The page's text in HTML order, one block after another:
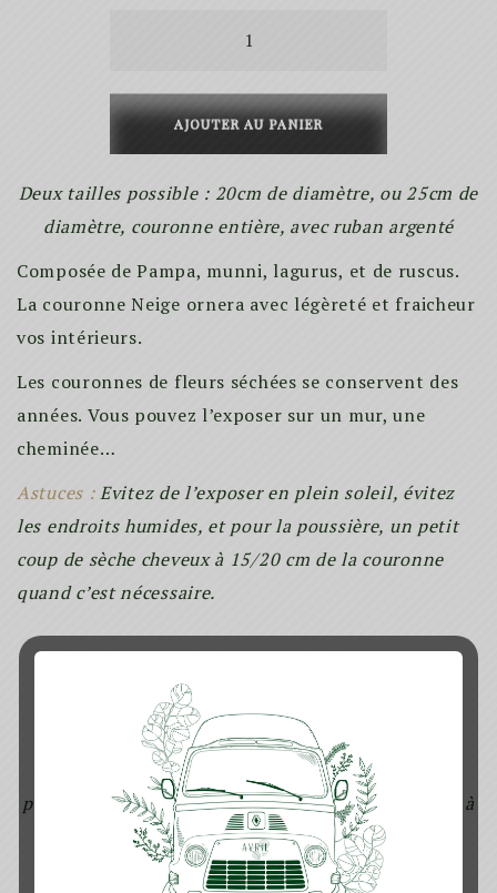
45.00€
Neige
couronne
de
fleurs
séchées
AJOUTER AU PANIER
Deux tailles possible : 20cm de diamètre, ou 25cm de
diamètre, couronne entière, avec ruban argenté
Composée de Pampa, munni, lagurus, et de ruscus.
La couronne Neige ornera avec légèreté et fraicheur
vos intérieurs.
Les couronnes de fleurs séchées se conservent des
années. Vous pouvez l’exposer sur un mur, une
cheminée…
Astuces : Evitez de l’exposer en plein soleil, évitez
les endroits humides, et pour la poussière, un petit
coup de sèche cheveux à 15/20 cm de la couronne
quand c’est nécessaire.
(Photo non contractuelle – chaque couronne est
unique)
Prévoir minimum 3 jours de délais (jours ouvrés)
pour la remise en main propre de votre commande à
Rennes ainsi que
pour les envois dans toute la France.